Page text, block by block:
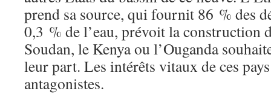
prend sa source, qui fournit 86 % des
0,3 % de l’eau, prévoit la construction
Soudan, le Kenya ou l’Ouganda
leur part. Les intérêts vitaux de ces
antagonistes.